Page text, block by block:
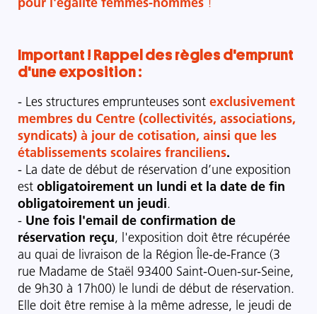
pour l'égalité femmes-hommes !
Important ! Rappel des règles d'emprunt
d'une exposition :
- Les structures emprunteuses sont exclusivement
membres du Centre (collectivités, associations,
syndicats) à jour de cotisation, ainsi que les
établissements scolaires franciliens.
- La date de début de réservation d’une exposition
est obligatoirement un lundi et la date de fin
obligatoirement un jeudi.
- Une fois l'email de confirmation de
réservation reçu, l'exposition doit être récupérée
au quai de livraison de la Région Île-de-France (3
rue Madame de Staël 93400 Saint-Ouen-sur-Seine,
de 9h30 à 17h00) le lundi de début de réservation.
Elle doit être remise à la même adresse, le jeudi de